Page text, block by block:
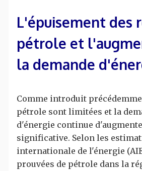
L'épuisement des
pétrole et
la demande
Comme introduit
pétrole sont limitées et la
d'énergie continue
significative. Selon les
internationale de l'énergie
prouvées de pétrole dans la